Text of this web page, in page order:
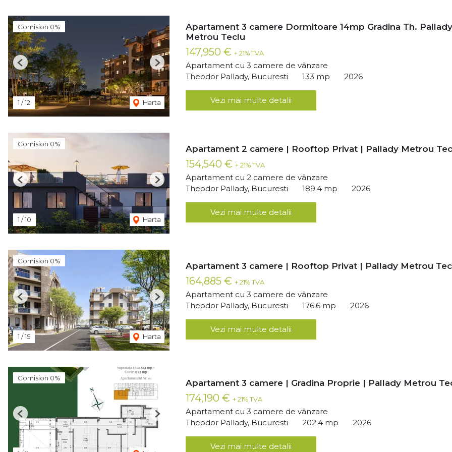
Comision 0%
1 /12 Harta
Previous Next
Apartament 3 camere Dormitoare 14mp Gradina Th. Pallady
Metrou Teclu
147,950 € + 21% TVA
Apartament cu 3 camere de vânzare
Theodor Pallady, Bucuresti
133 mp 2026
Vezi mai multe detalii
Comision 0%
1 /10 Harta
Previous Next
Apartament 2 camere | Rooftop Privat | Pallady Metrou
154,540 € + 21% TVA
Apartament cu 2 camere de vânzare
Theodor Pallady, Bucuresti
189.4 mp 2026
Vezi mai multe detalii
Comision 0%
1 /15 Harta
Previous Next
Apartament 3 camere | Rooftop Privat | Pallady Metrou
164,885 € + 21% TVA
Apartament cu 3 camere de vânzare
Theodor Pallady, Bucuresti
176.6 mp 2026
Vezi mai multe detalii
Comision 0%
Previous Next
Apartament 3 camere | Gradina Proprie | Pallady Metrou
174,190 € + 21% TVA
Apartament cu 3 camere de vânzare
Theodor Pallady, Bucuresti
202.4 mp 2026
Vezi mai multe detalii